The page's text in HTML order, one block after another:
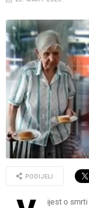
PODIJELI
ijest o smrti